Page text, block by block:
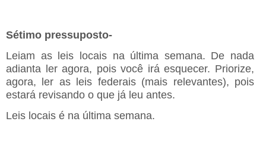
Sétimo pressuposto-
Leiam as leis locais na última semana. De nada
adianta ler agora, pois você irá esquecer. Priorize,
agora, ler as leis federais (mais relevantes), pois
estará revisando o que já leu antes.
Leis locais é na última semana.